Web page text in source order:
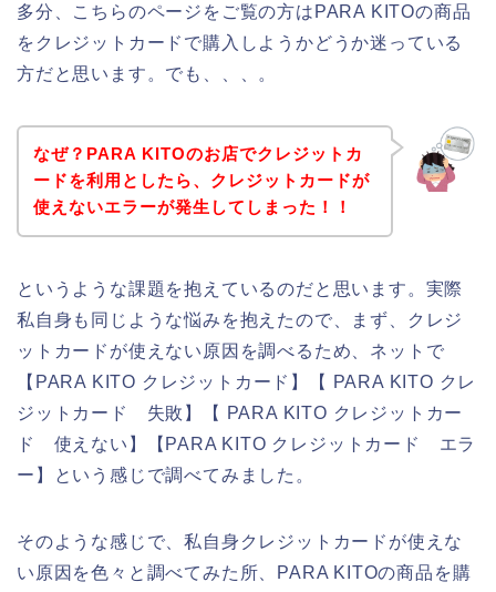
多分、こちらのページをご覧の方はPARA KITOの商品
をクレジットカードで購入しようかどうか迷っている
方だと思います。でも、、、。
なぜ？PARA KITOのお店でクレジットカ
ードを利用としたら、クレジットカードが
使えないエラーが発生してしまった！！
というような課題を抱えているのだと思います。実際
私自身も同じような悩みを抱えたので、まず、クレジ
ットカードが使えない原因を調べるため、ネットで
【PARA KITO クレジットカード】【 PARA KITO クレ
ジットカード 失敗】【 PARA KITO クレジットカー
ド 使えない】【PARA KITO クレジットカード エラ
ー】という感じで調べてみました。
そのような感じで、私自身クレジットカードが使えな
い原因を色々と調べてみた所、PARA KITOの商品を購